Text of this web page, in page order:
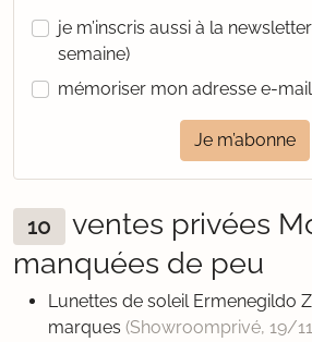
je m’inscris aussi à la
semaine)
mémoriser mon adresse e-mail
Je m’abonne
10
ventes privées
manquées de peu
Lunettes de soleil Ermenegildo
marques (Showroomprivé, 19/